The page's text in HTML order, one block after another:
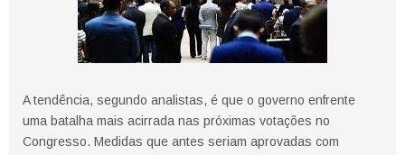
A tendência, segundo analistas, é que o governo enfrente
uma batalha mais acirrada nas próximas votações no
Congresso. Medidas que antes seriam aprovadas com